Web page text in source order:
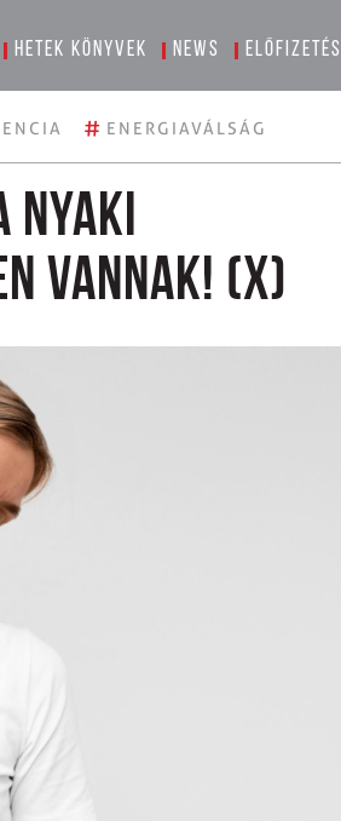
Hetek könyvek News Előfizetés
# ENERGIAVÁLSÁG
nyaki
vannak! (x)